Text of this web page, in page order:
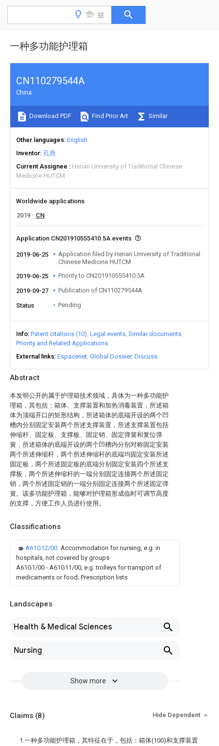
一种多功能护理箱
Abstract
本发明公开的属于护理箱技术领域，具体为一种多功能护
理箱，其包括：箱体、支撑装置和加热消毒装置，所述箱
体为顶端开口的矩形结构，所述箱体的底端开设的两个凹
槽内分别固定安装两个所述支撑装置，所述支撑装置包括
伸缩杆、固定板、支撑板、固定销、固定弹簧和复位弹
簧，所述箱体的底端开设的两个凹槽内分别对称固定安装
两个所述伸缩杆，两个所述伸缩杆的底端均固定安装所述
固定板，两个所述固定板的底端分别固定安装四个所述支
撑板，两个所述伸缩杆的一端分别固定连接两个所述固定
销，两个所述固定销的一端分别固定连接两个所述固定弹
簧。该多功能护理箱，能够对护理箱形成临时可调节高度
的支撑，方便工作人员进行使用。
Classifications
A61G12/00 Accommodation for nursing, e.g. in
hospitals, not covered by groups
A61G1/00 - A61G11/00, e.g. trolleys for transport of
medicaments or food; Prescription lists
Landscapes
Health & Medical Sciences
Nursing
Show more
CN110279544A
China
Download PDF Find Prior Art Similar
Other languages English
Inventor 孔燕
Current Assignee
Henan University of Traditional Chinese
Medicine HUTCM
Worldwide applications
2019
CN
Application CN201910555410.5A events
2019-06-25
Application filed by Henan University of Traditional
Chinese Medicine HUTCM
2019-06-25
Priority to CN201910555410.5A
2019-09-27 Publication of CN110279544A
Status Pending
Info Patent citations (10) Legal events Similar documents
Priority and Related Applications
External links Espacenet Global Dossier Discuss
Claims (8) Hide Dependent
1.一种多功能护理箱，其特征在于，包括：箱体(100)和支撑装置